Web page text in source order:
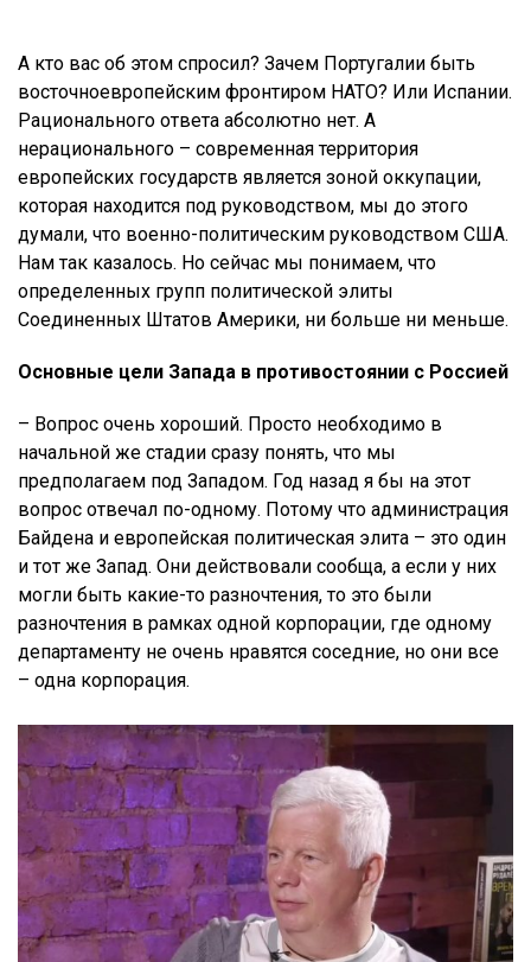
А кто вас об этом спросил? Зачем Португалии быть
восточноевропейским фронтиром НАТО? Или Испании.
Рационального ответа абсолютно нет. А
нерационального – современная территория
европейских государств является зоной оккупации,
которая находится под руководством, мы до этого
думали, что военно-политическим руководством США.
Нам так казалось. Но сейчас мы понимаем, что
определенных групп политической элиты
Соединенных Штатов Америки, ни больше ни меньше.
Основные цели Запада в противостоянии с Россией
– Вопрос очень хороший. Просто необходимо в
начальной же стадии сразу понять, что мы
предполагаем под Западом. Год назад я бы на этот
вопрос отвечал по-одному. Потому что администрация
Байдена и европейская политическая элита – это один
и тот же Запад. Они действовали сообща, а если у них
могли быть какие-то разночтения, то это были
разночтения в рамках одной корпорации, где одному
департаменту не очень нравятся соседние, но они все
– одна корпорация.